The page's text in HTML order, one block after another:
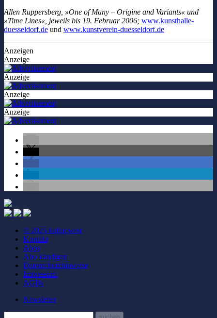
Allen Ruppersberg, »One of Many – Origine and Variants« und
»Time Lines«, jeweils bis 19. Februar 2006; www.kunsthalle-
duesseldorf.de und www.kunstverein-duesseldorf.de
Anzeigen
Anzeige
Anzeige
Anzeige
Anzeige
© 2025 kultur.west
Kontakt
Abos
Abo kündigen
Datenschutzhinweise
Impressum
AGBs
Newsletter